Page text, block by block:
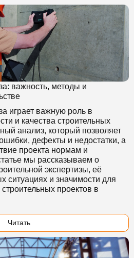
важность, методы и
играет важную роль в
и качества строительных
анализ, который позволяет
дефекты и недостатки, а
проекта нормам и
мы рассказываем о
экспертизы, её
ситуациях и значимости для
проектов в
Читать